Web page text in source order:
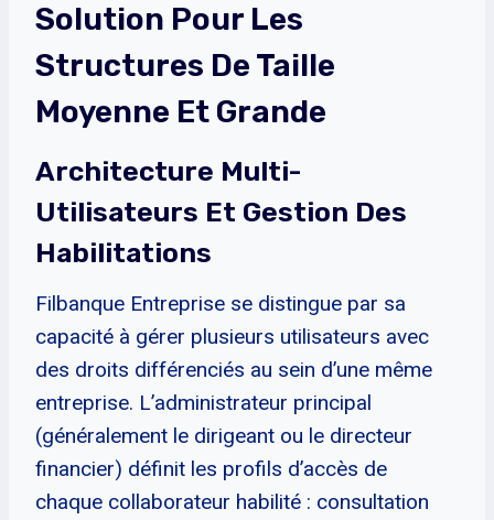
Solution Pour Les
Structures De Taille
Moyenne Et Grande
Architecture Multi-
Utilisateurs Et Gestion Des
Habilitations
Filbanque Entreprise se distingue par sa
capacité à gérer plusieurs utilisateurs avec
des droits différenciés au sein d’une même
entreprise. L’administrateur principal
(généralement le dirigeant ou le directeur
financier) définit les profils d’accès de
chaque collaborateur habilité : consultation